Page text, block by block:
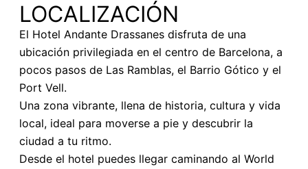
LOCALIZACIÓN
El Hotel Andante Drassanes disfruta de una
ubicación privilegiada en el centro de Barcelona, a
pocos pasos de Las Ramblas, el Barrio Gótico y el
Port Vell.
Una zona vibrante, llena de historia, cultura y vida
local, ideal para moverse a pie y descubrir la
ciudad a tu ritmo.
Desde el hotel puedes llegar caminando al World